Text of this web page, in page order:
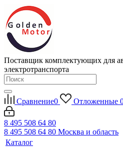
Поставщик комплектующих для
электротранспорта
Сравнение0 Отложенные
8 495 508 64 80
8 495 508 64 80 Москва и область
Каталог